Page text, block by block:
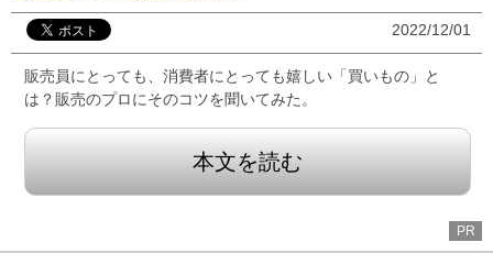
2022/12/01
販売員にとっても、消費者にとっても嬉しい「買いもの」と
は？販売のプロにそのコツを聞いてみた。
本文を読む
PR